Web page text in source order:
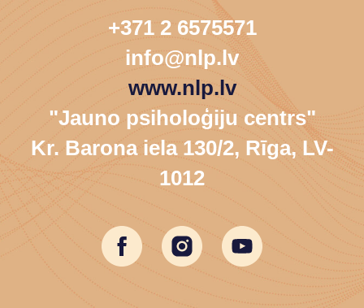
+371 2 6575571
info@nlp.lv
www.nlp.lv
"Jauno psiholoģiju centrs"
Kr. Barona iela 130/2, Rīga, LV-
1012